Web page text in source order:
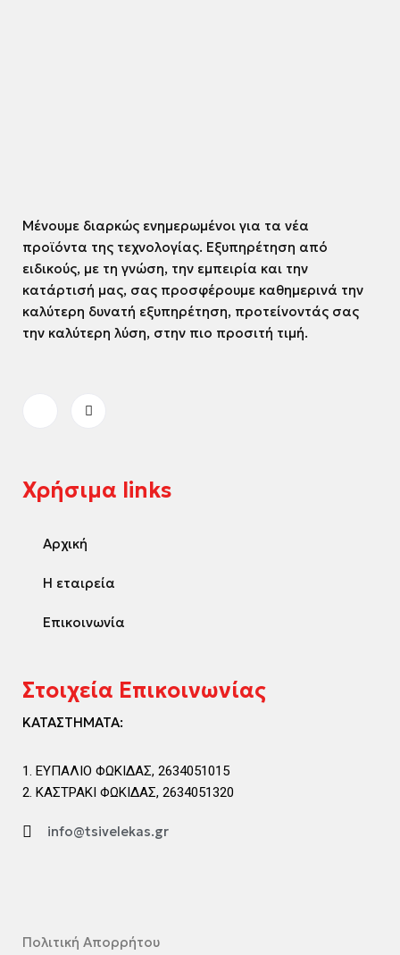
Μένουμε διαρκώς ενημερωμένοι για τα νέα
προϊόντα της τεχνολογίας. Εξυπηρέτηση από
ειδικούς, με τη γνώση, την εμπειρία και την
κατάρτισή μας, σας προσφέρουμε καθημερινά την
καλύτερη δυνατή εξυπηρέτηση, προτείνοντάς σας
την καλύτερη λύση, στην πιο προσιτή τιμή.
Χρήσιμα links
Αρχική
Η εταιρεία
Επικοινωνία
Στοιχεία Επικοινωνίας
ΚΑΤΑΣΤΗΜΑΤΑ:
ΕΥΠΑΛΙΟ ΦΩΚΙΔΑΣ, 2634051015
ΚΑΣΤΡΑΚΙ ΦΩΚΙΔΑΣ, 2634051320
info@tsivelekas.gr
Πολιτική Απορρήτου